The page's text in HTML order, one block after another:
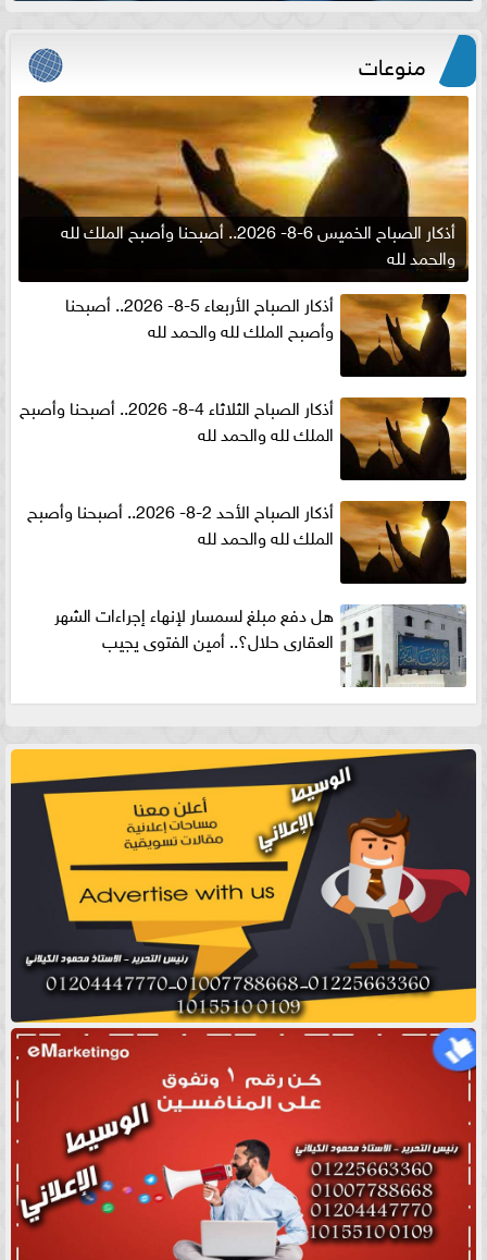
منوعات
أذكار الصباح الخميس 6-8- 2026.. أصبحنا وأصبح الملك لله
والحمد لله
أذكار الصباح الأربعاء 5-8- 2026.. أصبحنا
وأصبح الملك لله والحمد لله
أذكار الصباح الثلاثاء 4-8- 2026.. أصبحنا وأصبح
الملك لله والحمد لله
أذكار الصباح الأحد 2-8- 2026.. أصبحنا وأصبح
الملك لله والحمد لله
هل دفع مبلغ لسمسار لإنهاء إجراءات الشهر
العقارى حلال؟.. أمين الفتوى يجيب